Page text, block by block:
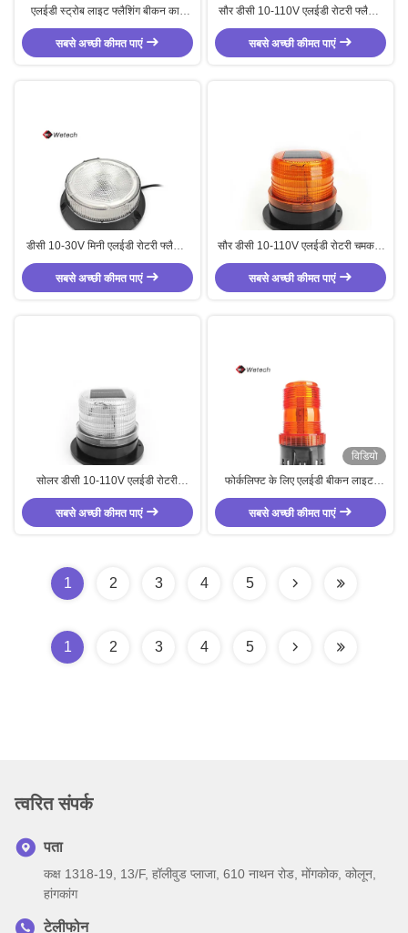
एलईडी स्ट्रोब लाइट फ्लैशिंग बीकन कार
सहायक उपकरण चेतावनी बीकन लाइट
सबसे अच्छी कीमत पाएं
सौर डीसी 10-110V एलईडी रोटरी फ्लैशिंग
स्ट्रोब लाल चेतावनी प्रकाश फ्लैशिंग बीकन
प्रकाश
सबसे अच्छी कीमत पाएं
डीसी 10-30V मिनी एलईडी रोटरी फ्लैशिंग
स्ट्रोब चेतावनी प्रकाश फ्लैशिंग बीकन
प्रकाश
सबसे अच्छी कीमत पाएं
सौर डीसी 10-110V एलईडी रोटरी चमकती
स्ट्रोब चेतावनी प्रकाश चमकती दीपक
प्रकाश
सबसे अच्छी कीमत पाएं
सोलर डीसी 10-110V एलईडी रोटरी
फ्लैशिंग स्ट्रोब व्हाइट वार्निंग लाइट फ्लैशिंग
बीकन लाइट
सबसे अच्छी कीमत पाएं
विडियो
फोर्कलिफ्ट के लिए एलईडी बीकन लाइट,
स्क्रू माउंटेड बेस के साथ, वॉयस फंक्शन के
साथ
सबसे अच्छी कीमत पाएं
1 2 3 4 5
1 2 3 4 5
त्वरित संपर्क
पता
कक्ष 1318-19, 13/F, हॉलीवुड प्लाजा, 610 नाथन रोड, मोंगकोक, कोलून,
हांगकांग
टेलीफोन